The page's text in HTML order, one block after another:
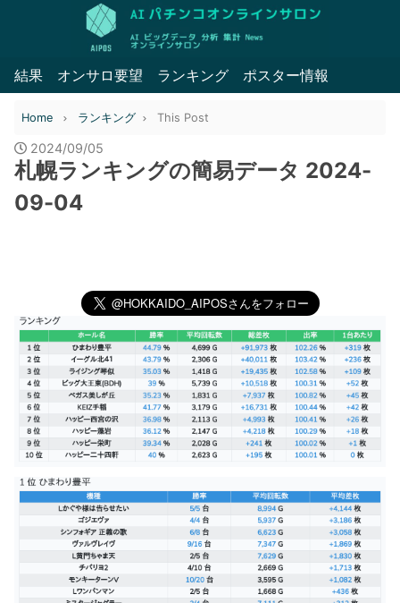
結果 オンサロ要望 ランキング ポスター情報
Home ランキング This Post
2024/09/05
札幌ランキングの簡易データ 2024-
09-04